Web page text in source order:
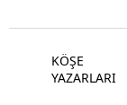
KÖŞE
YAZARLARI